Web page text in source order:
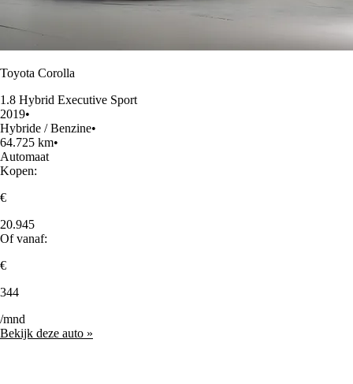
Toyota Corolla
1.8 Hybrid Executive Sport
2019•
Hybride / Benzine•
64.725 km•
Automaat
Kopen:
€
20.945
Of vanaf:
€
344
/mnd
Bekijk deze auto »